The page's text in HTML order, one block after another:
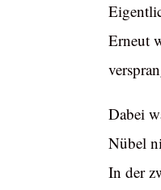
Erneut
Dabei
Nübel
In der